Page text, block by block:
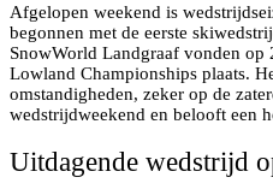
Afgelopen weekend is
begonnen met de eerste
SnowWorld Landgraaf vonden op
Lowland Championships plaats.
omstandigheden, zeker op de
wedstrijdweekend en belooft een
Uitdagende wedstrijd